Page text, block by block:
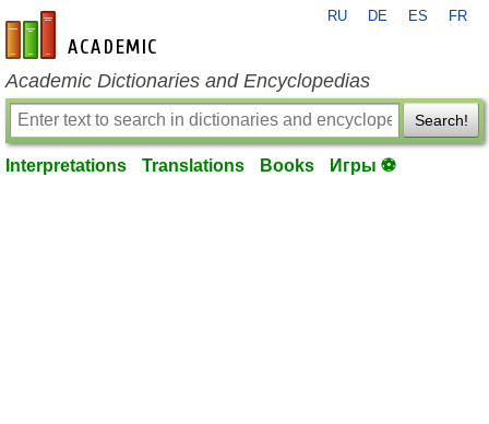
en-academic.com
RU DE ES FR
Academic Dictionaries and Encyclopedias
Search!
Interpretations Translations Books Игры ⚽